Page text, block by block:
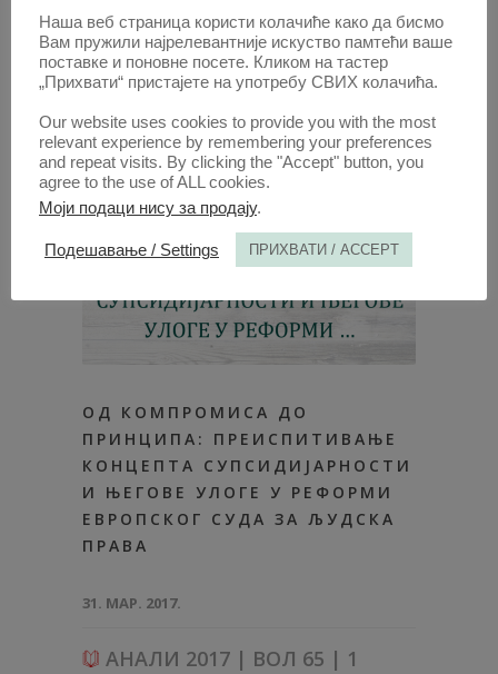
ОД КОМПРОМИСА ДО
ПРИНЦИПА: ПРЕИСПИТИВАЊЕ
КОНЦЕПТА СУПСИДИЈАРНОСТИ
И ЊЕГОВЕ УЛОГЕ У РЕФОРМИ
ЕВРОПСКОГ СУДА ЗА ЉУДСКА
ПРАВА
31. МАР. 2017.
АНАЛИ 2017 | ВОЛ 65 | 1
Наша веб страница користи колачиће како да бисмо
Вам пружили најрелевантније искуство памтећи ваше
поставке и поновне посете. Кликом на тастер
„Прихвати“ пристајете на употребу СВИХ колачића.
Our website uses cookies to provide you with the most
relevant experience by remembering your preferences
and repeat visits. By clicking the "Accept" button, you
agree to the use of ALL cookies.
Моји подаци нису за продају.
Подешавање / Settings ПРИХВАТИ / ACCEPT